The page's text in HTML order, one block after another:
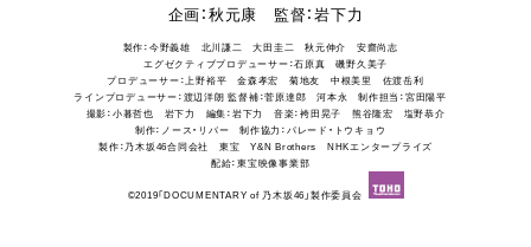
企画：秋元康 監督：岩下力
製作：今野義雄 北川謙二 大田圭二 秋元伸介 安齋尚志
エグゼクティブプロデューサー：石原真 磯野久美子
プロデューサー：上野裕平 金森孝宏 菊地友 中根美里 佐渡岳利
ラインプロデューサー：渡辺洋朗監督補：菅原達郎 河本永 制作担当：宮田陽平
撮影：小暮哲也 岩下力 編集：岩下力 音楽：袴田晃子 熊谷隆宏 塩野恭介
制作：ノース・リバー 制作協力：パレード・トウキョウ
製作：乃木坂46合同会社 東宝 Y&N Brothers NHKエンタープライズ
配給：東宝映像事業部
©2019「DOCUMENTARY of 乃木坂46」製作委員会